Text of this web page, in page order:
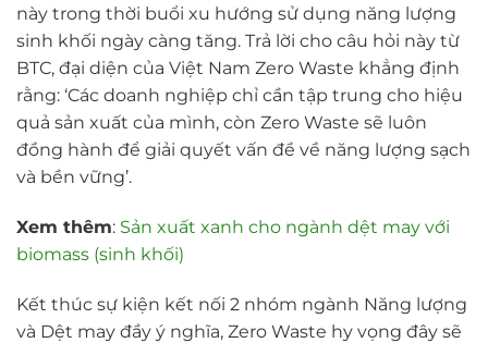
này trong thời buổi xu hướng sử dụng năng lượng
sinh khối ngày càng tăng. Trả lời cho câu hỏi này từ
BTC, đại diện của Việt Nam Zero Waste khẳng định
rằng: ‘Các doanh nghiệp chỉ cần tập trung cho hiệu
quả sản xuất của mình, còn Zero Waste sẽ luôn
đồng hành để giải quyết vấn đề về năng lượng sạch
và bền vững’.
Xem thêm: Sản xuất xanh cho ngành dệt may với
biomass (sinh khối)
Kết thúc sự kiện kết nối 2 nhóm ngành Năng lượng
và Dệt may đầy ý nghĩa, Zero Waste hy vọng đây sẽ